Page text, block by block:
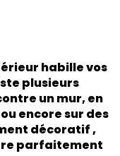
intérieur
sans
?
habille vos
plusieurs
un mur, en
encore sur des
décoratif ,
parfaitement